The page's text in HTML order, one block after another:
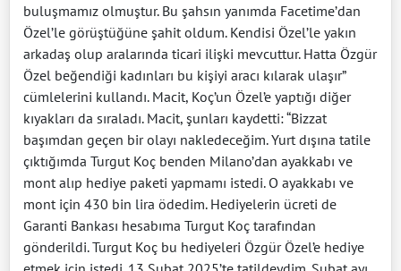
buluşmamız olmuştur. Bu şahsın yanımda Facetime’dan
Özel’le görüştüğüne şahit oldum. Kendisi Özel’le yakın
arkadaş olup aralarında ticari ilişki mevcuttur. Hatta Özgür
Özel beğendiği kadınları bu kişiyi aracı kılarak ulaşır”
cümlelerini kullandı. Macit, Koç’un Özel’e yaptığı diğer
kıyakları da sıraladı. Macit, şunları kaydetti: “Bizzat
başımdan geçen bir olayı nakledeceğim. Yurt dışına tatile
çıktığımda Turgut Koç benden Milano’dan ayakkabı ve
mont alıp hediye paketi yapmamı istedi. O ayakkabı ve
mont için 430 bin lira ödedim. Hediyelerin ücreti de
Garanti Bankası hesabıma Turgut Koç tarafından
gönderildi. Turgut Koç bu hediyeleri Özgür Özel’e hediye